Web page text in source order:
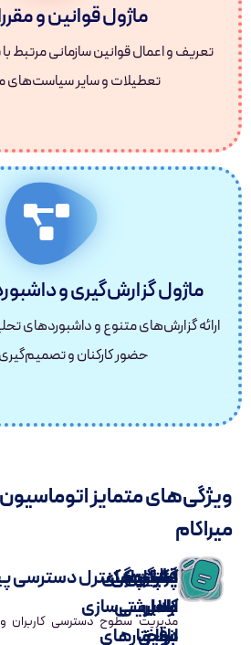
ماژول قوانین و
تعریف و اعمال قوانین سازمانی مرتبط
تعطیلات و سایر سیاست‌های
ماژول گزارش‌گیری و
ارائه گزارش‌های متنوع و داشبوردهای
حضور کارکنان و
ویژگی‌های متمایز
میراکام
پشتیبانی
از
ساختارهای
یکپارچگی
کامل
با
دقت
بالا
در
سازگاری
با
انواع
گزارش‌های
مدیریتی
دقیق
قابلیت
سفارشی‌سازی
بر
امنیت و کنترل دسترسی
مدیریت سطوح دسترسی کاربران